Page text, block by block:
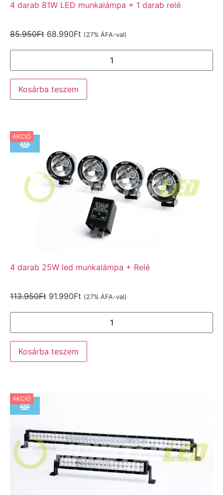
4 darab 81W LED munkalámpa + 1 darab relé
85.950Ft 68.990Ft (27% ÁFA-val)
Kosárba teszem
AKCIÓ
4 darab 25W led munkalámpa + Relé
113.950Ft 91.990Ft (27% ÁFA-val)
Kosárba teszem
AKCIÓ
A terméket hozzá adtad a
kívánság listához